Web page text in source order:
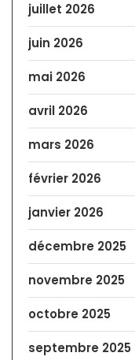
juillet 2026
juin 2026
mai 2026
avril 2026
mars 2026
février 2026
janvier 2026
décembre 2025
novembre 2025
octobre 2025
septembre 2025